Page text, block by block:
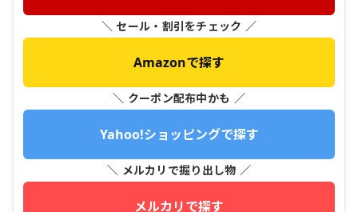
＼ セール・割引をチェック ／
Amazonで探す
＼ クーポン配布中かも ／
Yahoo!ショッピングで探す
＼ メルカリで掘り出し物 ／
メルカリで探す